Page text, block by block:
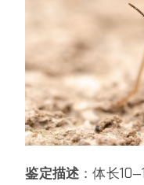
鉴定描述 ：体长